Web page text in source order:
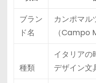
ブラン
ド名
カンポマル
（Campo
種類
イタリアの
デザイン文